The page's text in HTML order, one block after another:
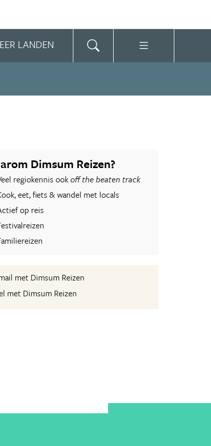
LANDEN
Dimsum Reizen?
regiokennis ookoff the beaten track
eet, fiets & wandel met locals
op reis
met Dimsum Reizen
met Dimsum Reizen